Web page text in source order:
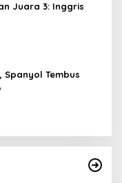
Juara 3: Inggris
Spanyol Tembus